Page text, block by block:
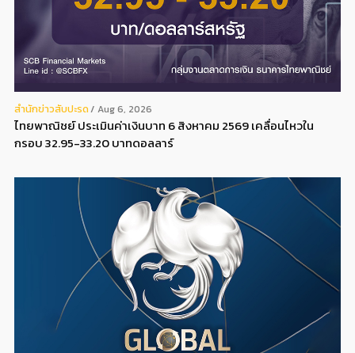
สํานักข่าวสับปะรด Aug 6, 2026
ไทยพาณิชย์ ประเมินค่าเงินบาท 6 สิงหาคม 2569 เคลื่อนไหวใน
กรอบ 32.95-33.20 บาทดอลลาร์